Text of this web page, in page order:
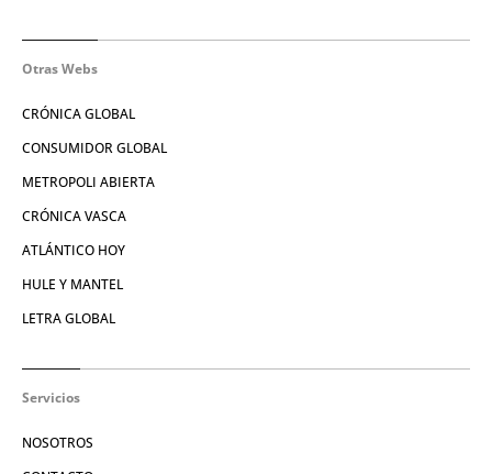
Otras Webs
CRÓNICA GLOBAL
CONSUMIDOR GLOBAL
METROPOLI ABIERTA
CRÓNICA VASCA
ATLÁNTICO HOY
HULE Y MANTEL
LETRA GLOBAL
Servicios
NOSOTROS